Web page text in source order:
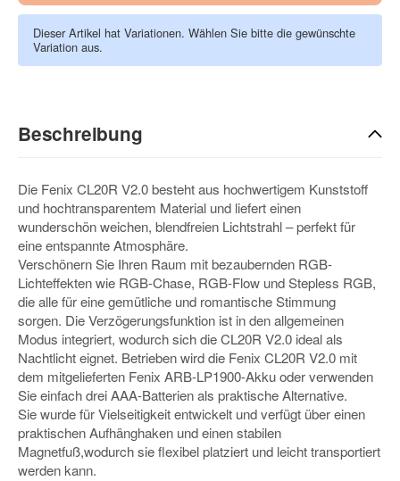
Dieser Artikel hat Variationen. Wählen Sie bitte die gewünschte
Variation aus.
Beschreibung
Die Fenix CL20R V2.0 besteht aus hochwertigem Kunststoff
und hochtransparentem Material und liefert einen
wunderschön weichen, blendfreien Lichtstrahl – perfekt für
eine entspannte Atmosphäre.
Verschönern Sie Ihren Raum mit bezaubernden RGB-
Lichteffekten wie RGB-Chase, RGB-Flow und Stepless RGB,
die alle für eine gemütliche und romantische Stimmung
sorgen. Die Verzögerungsfunktion ist in den allgemeinen
Modus integriert, wodurch sich die CL20R V2.0 ideal als
Nachtlicht eignet. Betrieben wird die Fenix CL20R V2.0 mit
dem mitgelieferten Fenix ARB-LP1900-Akku oder verwenden
Sie einfach drei AAA-Batterien als praktische Alternative.
Sie wurde für Vielseitigkeit entwickelt und verfügt über einen
praktischen Aufhänghaken und einen stabilen
Magnetfuß,wodurch sie flexibel platziert und leicht transportiert
werden kann.